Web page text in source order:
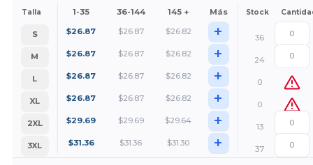
Talla 1-35 36-144 145 + Más Stock
S $26.87 $26.87 $26.82 +
36
M
$26.87 $26.87 $26.82 +
24
L
$26.87 $26.87 $26.82 +
0
XL
$26.87 $26.87 $26.82 +
0
2XL
$29.69 $29.69 $29.64 +
13
3XL
$31.36 $31.36 $31.30 + 37